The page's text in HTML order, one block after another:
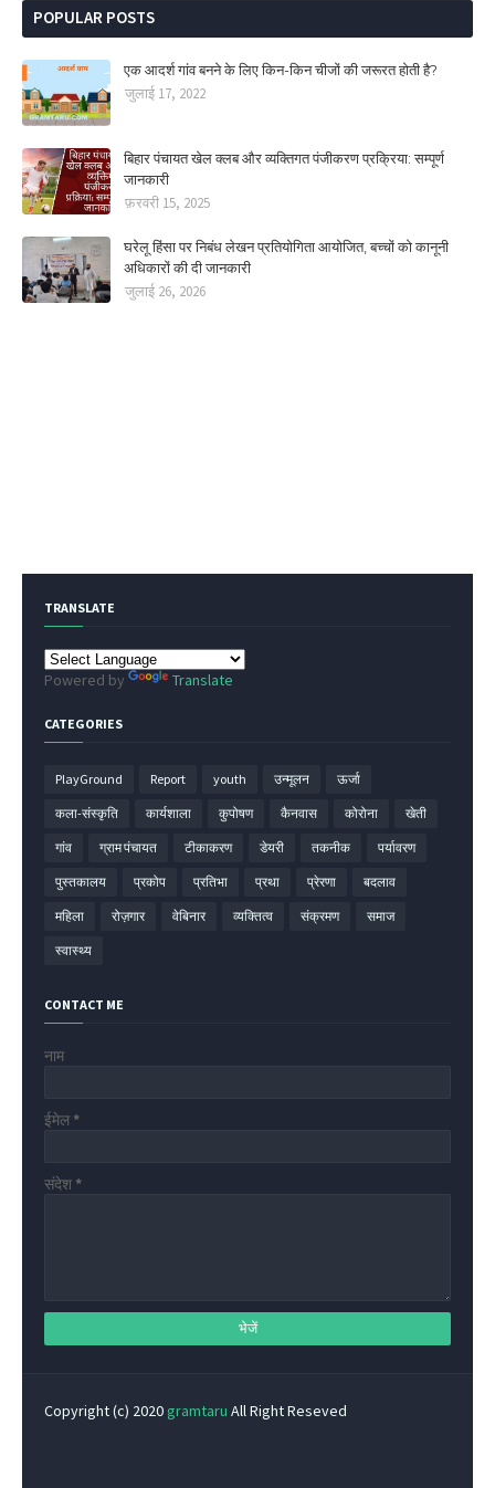
POPULAR POSTS
एक आदर्श गांव बनने के लिए किन-किन चीजों की जरूरत होती है?
जुलाई 17, 2022
बिहार पंचायत खेल क्लब और व्यक्तिगत पंजीकरण प्रक्रिया: सम्पूर्ण
जानकारी
फ़रवरी 15, 2025
घरेलू हिंसा पर निबंध लेखन प्रतियोगिता आयोजित, बच्चों को कानूनी
अधिकारों की दी जानकारी
जुलाई 26, 2026
TRANSLATE
Powered by Translate
CATEGORIES
PlayGround Report youth उन्मूलन ऊर्जा
कला-संस्कृति कार्यशाला कुपोषण कैनवास कोरोना खेती
गांव ग्राम पंचायत टीकाकरण डेयरी तकनीक पर्यावरण
पुस्तकालय प्रकोप प्रतिभा प्रथा प्रेरणा बदलाव
महिला रोज़गार वेबिनार व्यक्तित्व संक्रमण समाज
स्वास्थ्य
CONTACT ME
नाम
ईमेल *
संदेश *
Copyright (c) 2020 gramtaru All Right Reseved